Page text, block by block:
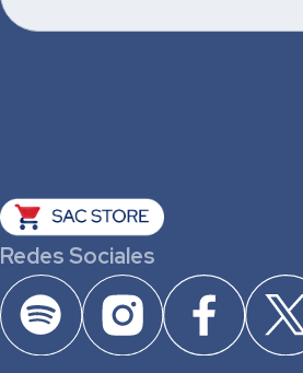
Redes Sociales